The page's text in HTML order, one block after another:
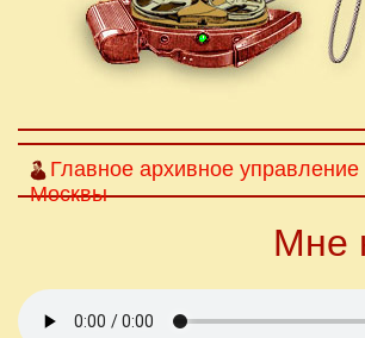
Главное архивное управление
Москвы
Мне